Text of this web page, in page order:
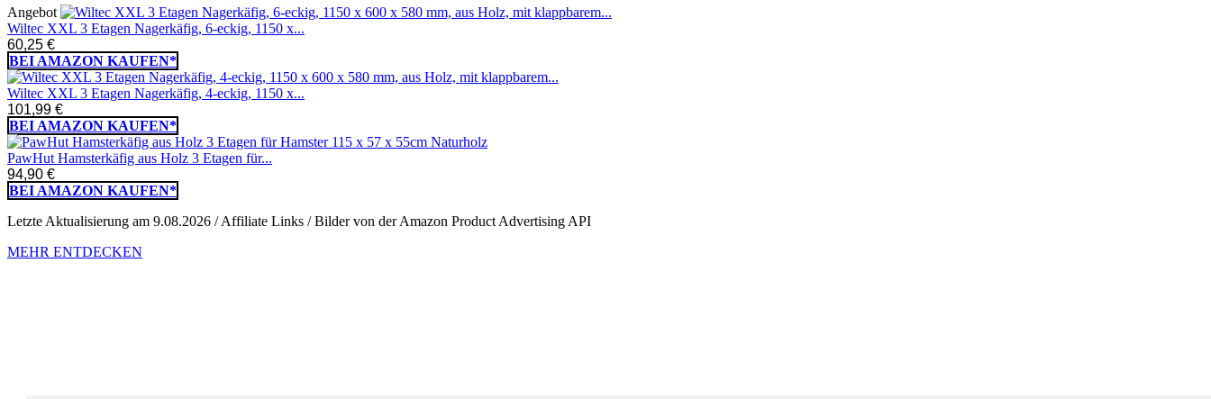
Angebot
Wiltec XXL 3 Etagen Nagerkäfig, 6-eckig, 1150 x...
60,25 €
BEI AMAZON KAUFEN*
Wiltec XXL 3 Etagen Nagerkäfig, 4-eckig, 1150 x...
101,99 €
BEI AMAZON KAUFEN*
PawHut Hamsterkäfig aus Holz 3 Etagen für...
94,90 €
BEI AMAZON KAUFEN*
Letzte Aktualisierung am 9.08.2026 / Affiliate Links / Bilder von der Amazon Product Advertising API
MEHR ENTDECKEN